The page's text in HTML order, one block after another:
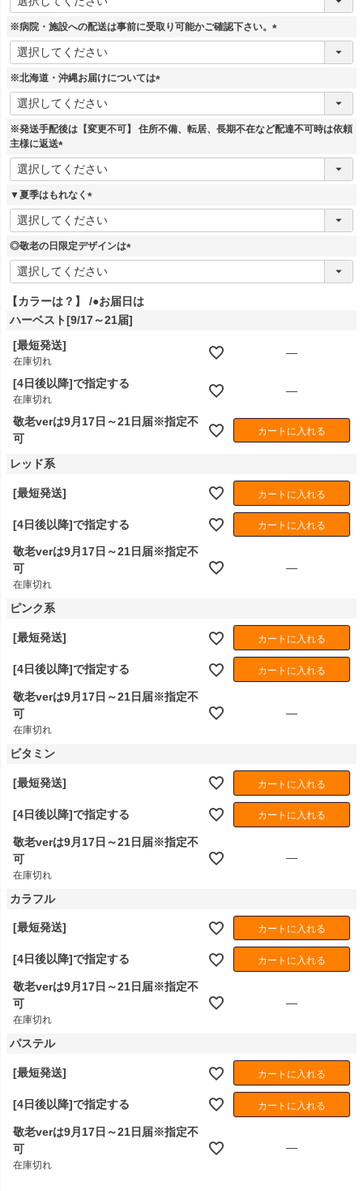
必
須
※病院・施設への配送は事前に受取り可能かご確認下さい。
(
※北海道・沖縄お届けについては
(
須
※発送手配後は【変更不可】 住所不備、転居、長期不在など配達不可時は依頼
主様に返送
(
必
須
▼夏季はもれなく
(
必
須
◎敬老の日限定デザインは
(
須
)
【カラーは？】
●お届日は
ハーベスト[9/17～21届]
[最短発送]
在庫切れ
—
[4日後以降]で指定する
在庫切れ
—
敬老verは9月17日～21日届※指定不
可
カートに入れる
レッド系
[最短発送] カートに入れる
[4日後以降]で指定する カートに入れる
敬老verは9月17日～21日届※指定不
可
在庫切れ
—
ピンク系
[最短発送] カートに入れる
[4日後以降]で指定する カートに入れる
敬老verは9月17日～21日届※指定不
可
在庫切れ
—
ビタミン
[最短発送] カートに入れる
[4日後以降]で指定する カートに入れる
敬老verは9月17日～21日届※指定不
可
在庫切れ
—
カラフル
[最短発送] カートに入れる
[4日後以降]で指定する カートに入れる
敬老verは9月17日～21日届※指定不
可
在庫切れ
—
パステル
[最短発送] カートに入れる
[4日後以降]で指定する カートに入れる
敬老verは9月17日～21日届※指定不
可
在庫切れ
—